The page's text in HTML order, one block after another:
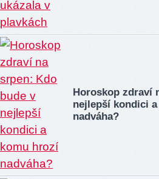
Horoskop zdraví
nejlepší kondici
nadváha?